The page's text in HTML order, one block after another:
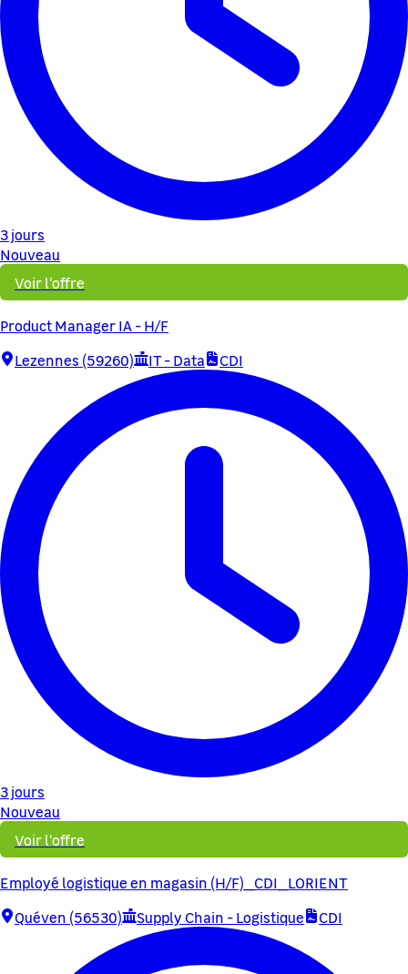
3 jours
Nouveau
Voir l'offre
Product Manager IA - H/F
Lezennes (59260)
IT - Data CDI
3 jours
Nouveau
Voir l'offre
Employé logistique en magasin (H/F)_CDI_LORIENT
Quéven (56530)
Supply Chain - Logistique CDI